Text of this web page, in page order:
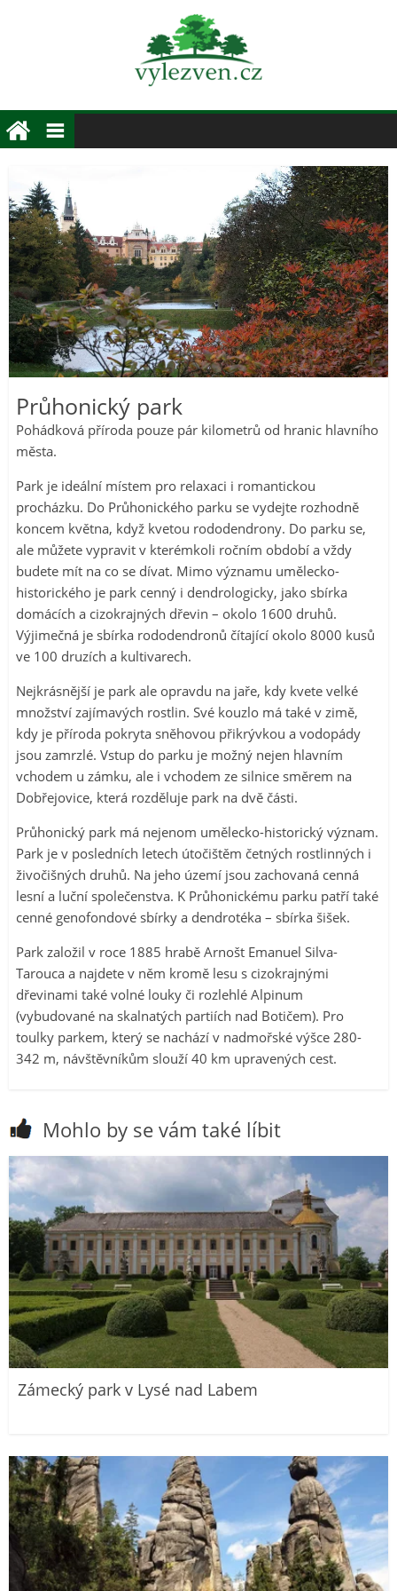
Průhonický park
Pohádková příroda pouze pár kilometrů od hranic hlavního
města.
Park je ideální místem pro relaxaci i romantickou
procházku. Do Průhonického parku se vydejte rozhodně
koncem května, když kvetou rododendrony. Do parku se,
ale můžete vypravit v kterémkoli ročním období a vždy
budete mít na co se dívat. Mimo významu umělecko-
historického je park cenný i dendrologicky, jako sbírka
domácích a cizokrajných dřevin – okolo 1600 druhů.
Výjimečná je sbírka rododendronů čítající okolo 8000 kusů
ve 100 druzích a kultivarech.
Nejkrásnější je park ale opravdu na jaře, kdy kvete velké
množství zajímavých rostlin. Své kouzlo má také v zimě,
kdy je příroda pokryta sněhovou přikrývkou a vodopády
jsou zamrzlé. Vstup do parku je možný nejen hlavním
vchodem u zámku, ale i vchodem ze silnice směrem na
Dobřejovice, která rozděluje park na dvě části.
Průhonický park má nejenom umělecko-historický význam.
Park je v posledních letech útočištěm četných rostlinných i
živočišných druhů. Na jeho území jsou zachovaná cenná
lesní a luční společenstva. K Průhonickému parku patří také
cenné genofondové sbírky a dendrotéka – sbírka šišek.
Park založil v roce 1885 hrabě Arnošt Emanuel Silva-
Tarouca a najdete v něm kromě lesu s cizokrajnými
dřevinami také volné louky či rozlehlé Alpinum
(vybudované na skalnatých partiích nad Botičem). Pro
toulky parkem, který se nachází v nadmořské výšce 280-
342 m, návštěvníkům slouží 40 km upravených cest.
Mohlo by se vám také líbit
Zámecký park v Lysé nad Labem